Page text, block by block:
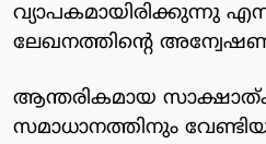
വ്യാപകമായിരിക്കുന്നു
ലേഖനത്തിന്റെ
ആന്തരികമായ
സമാധാനത്തിനും